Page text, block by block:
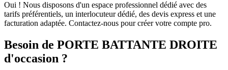
Oui ! Nous disposons d'un espace professionnel dédié avec des
tarifs préférentiels, un interlocuteur dédié, des devis express et une
facturation adaptée. Contactez-nous pour créer votre compte pro.
Besoin de PORTE BATTANTE DROITE
d'occasion ?